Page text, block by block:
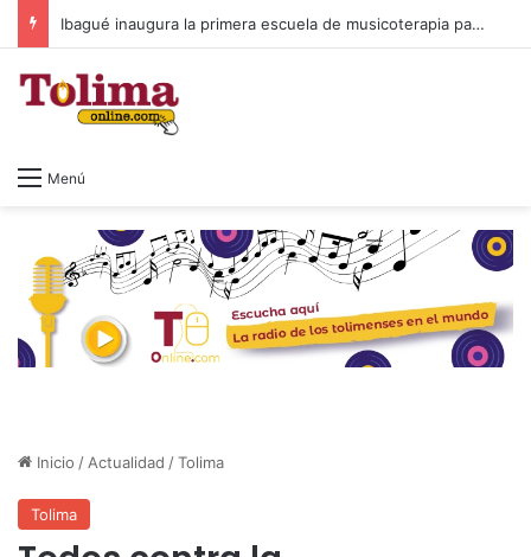
Crecen las fisuras en la izquierda colombiana
Menú
Inicio / Actualidad /Tolima
Tolima